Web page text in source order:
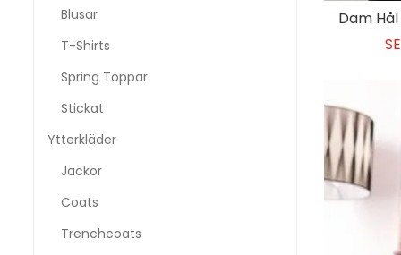
Blusar
T-Shirts
Spring Toppar
Stickat
Ytterkläder
Jackor
Coats
Trenchcoats
Dam